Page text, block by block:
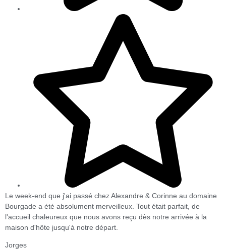
Le week-end que j'ai passé chez Alexandre & Corinne au domaine
Bourgade a été absolument merveilleux. Tout était parfait, de
l'accueil chaleureux que nous avons reçu dès notre arrivée à la
maison d'hôte jusqu'à notre départ.
Jorges